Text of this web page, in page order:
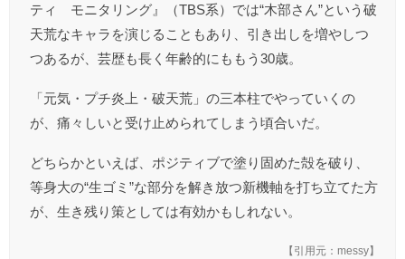
ティ モニタリング』（TBS系）では“木部さん”という破
天荒なキャラを演じることもあり、引き出しを増やしつ
つあるが、芸歴も長く年齢的にももう30歳。
「元気・プチ炎上・破天荒」の三本柱でやっていくの
が、痛々しいと受け止められてしまう頃合いだ。
どちらかといえば、ポジティブで塗り固めた殻を破り、
等身大の“生ゴミ”な部分を解き放つ新機軸を打ち立てた方
が、生き残り策としては有効かもしれない。
【引用元： messy】